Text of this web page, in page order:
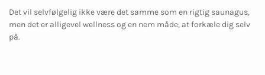
Det vil selvfølgelig ikke være det samme som en rigtig saunagus,
men det er alligevel wellness og en nem måde, at forkæle dig selv
på.